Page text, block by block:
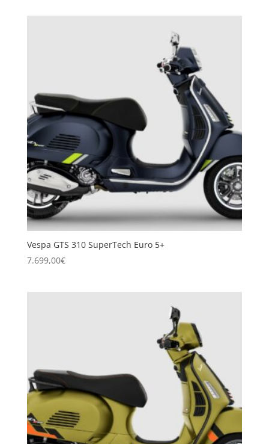
Vespa GTS 310 SuperTech Euro 5+
7.699,00€